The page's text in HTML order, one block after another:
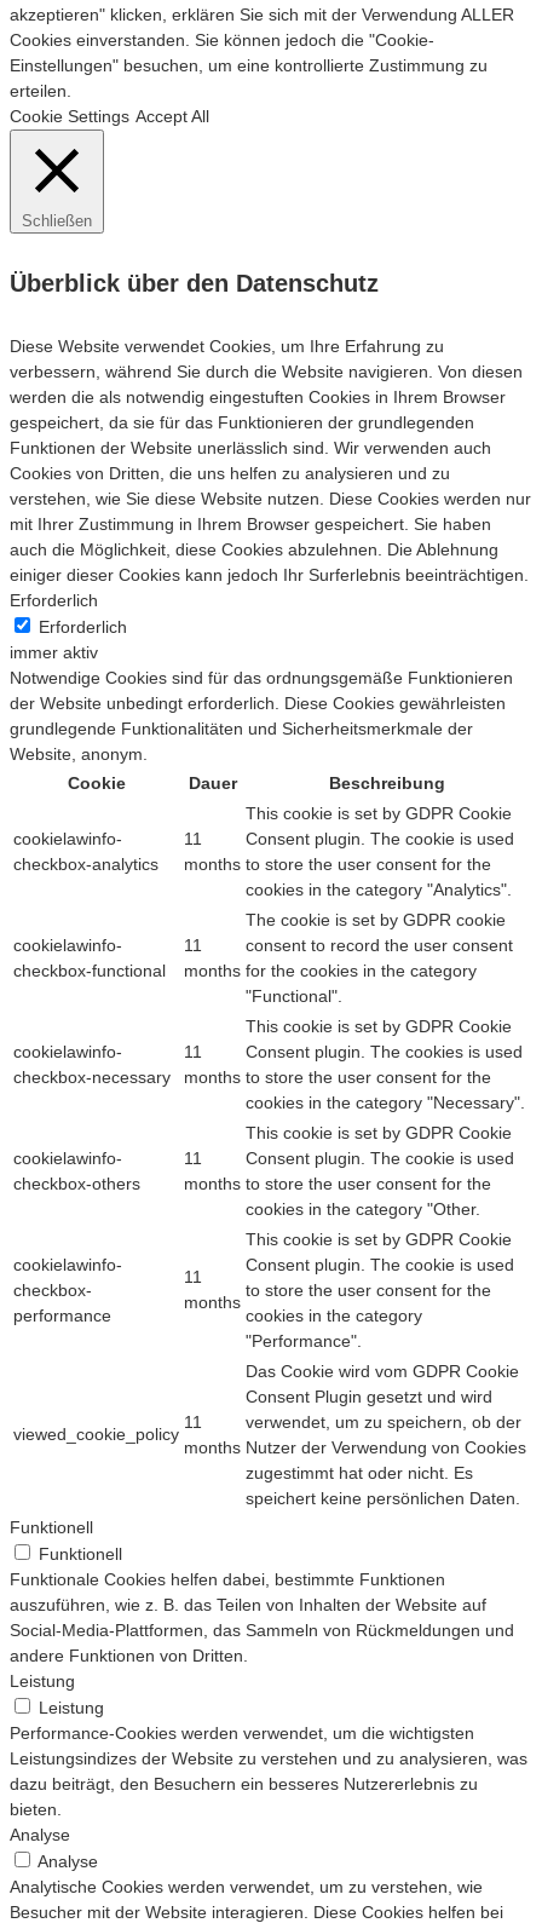
akzeptieren" klicken, erklären Sie sich mit der Verwendung ALLER
Cookies einverstanden. Sie können jedoch die "Cookie-
Einstellungen" besuchen, um eine kontrollierte Zustimmung zu
erteilen.
Cookie Settings Accept All
Schließen
Überblick über den Datenschutz
Diese Website verwendet Cookies, um Ihre Erfahrung zu
verbessern, während Sie durch die Website navigieren. Von diesen
werden die als notwendig eingestuften Cookies in Ihrem Browser
gespeichert, da sie für das Funktionieren der grundlegenden
Funktionen der Website unerlässlich sind. Wir verwenden auch
Cookies von Dritten, die uns helfen zu analysieren und zu
verstehen, wie Sie diese Website nutzen. Diese Cookies werden nur
mit Ihrer Zustimmung in Ihrem Browser gespeichert. Sie haben
auch die Möglichkeit, diese Cookies abzulehnen. Die Ablehnung
einiger dieser Cookies kann jedoch Ihr Surferlebnis beeinträchtigen.
Erforderlich
Erforderlich
immer aktiv
Notwendige Cookies sind für das ordnungsgemäße Funktionieren
der Website unbedingt erforderlich. Diese Cookies gewährleisten
grundlegende Funktionalitäten und Sicherheitsmerkmale der
Website, anonym.
Cookie
Dauer Beschreibung
cookielawinfo-
checkbox-analytics
11
months
This cookie is set by GDPR Cookie
Consent plugin. The cookie is used
to store the user consent for the
cookies in the category "Analytics".
cookielawinfo-
checkbox-functional
11
months
The cookie is set by GDPR cookie
consent to record the user consent
for the cookies in the category
"Functional".
cookielawinfo-
checkbox-necessary
11
months
This cookie is set by GDPR Cookie
Consent plugin. The cookies is used
to store the user consent for the
cookies in the category "Necessary".
cookielawinfo-
checkbox-others
11
months
This cookie is set by GDPR Cookie
Consent plugin. The cookie is used
to store the user consent for the
cookies in the category "Other.
cookielawinfo-
checkbox-
performance
11
months
This cookie is set by GDPR Cookie
Consent plugin. The cookie is used
to store the user consent for the
cookies in the category
"Performance".
viewed_cookie_policy
11
months
Das Cookie wird vom GDPR Cookie
Consent Plugin gesetzt und wird
verwendet, um zu speichern, ob der
Nutzer der Verwendung von Cookies
zugestimmt hat oder nicht. Es
speichert keine persönlichen Daten.
Funktionell
Funktionell
Funktionale Cookies helfen dabei, bestimmte Funktionen
auszuführen, wie z. B. das Teilen von Inhalten der Website auf
Social-Media-Plattformen, das Sammeln von Rückmeldungen und
andere Funktionen von Dritten.
Leistung
Leistung
Performance-Cookies werden verwendet, um die wichtigsten
Leistungsindizes der Website zu verstehen und zu analysieren, was
dazu beiträgt, den Besuchern ein besseres Nutzererlebnis zu
bieten.
Analyse
Analyse
Analytische Cookies werden verwendet, um zu verstehen, wie
Besucher mit der Website interagieren. Diese Cookies helfen bei